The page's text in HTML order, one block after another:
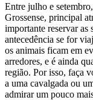
Entre julho e
Grossense, principal
importante reservar as
antecedência se for
os animais ficam em
arredores, e é ainda
região. Por isso, faça
a uma cavalgada ou
admirar um pouco